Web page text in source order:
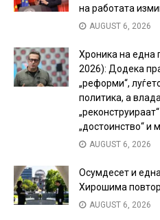
на работата
AUGUST 6, 2026
Хроника на една
2026): Додека
„реформи“,
политика, а
„достоинство“ и
AUGUST 6, 2026
Осумдесет и
Хирошима
AUGUST 6, 2026